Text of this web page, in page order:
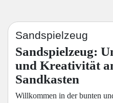
Sandspielzeug
Sandspielzeug:
und Kreativität
Sandkasten
Willkommen in der bunten